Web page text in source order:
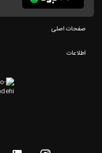
صفحات اصلی
اطلاعات